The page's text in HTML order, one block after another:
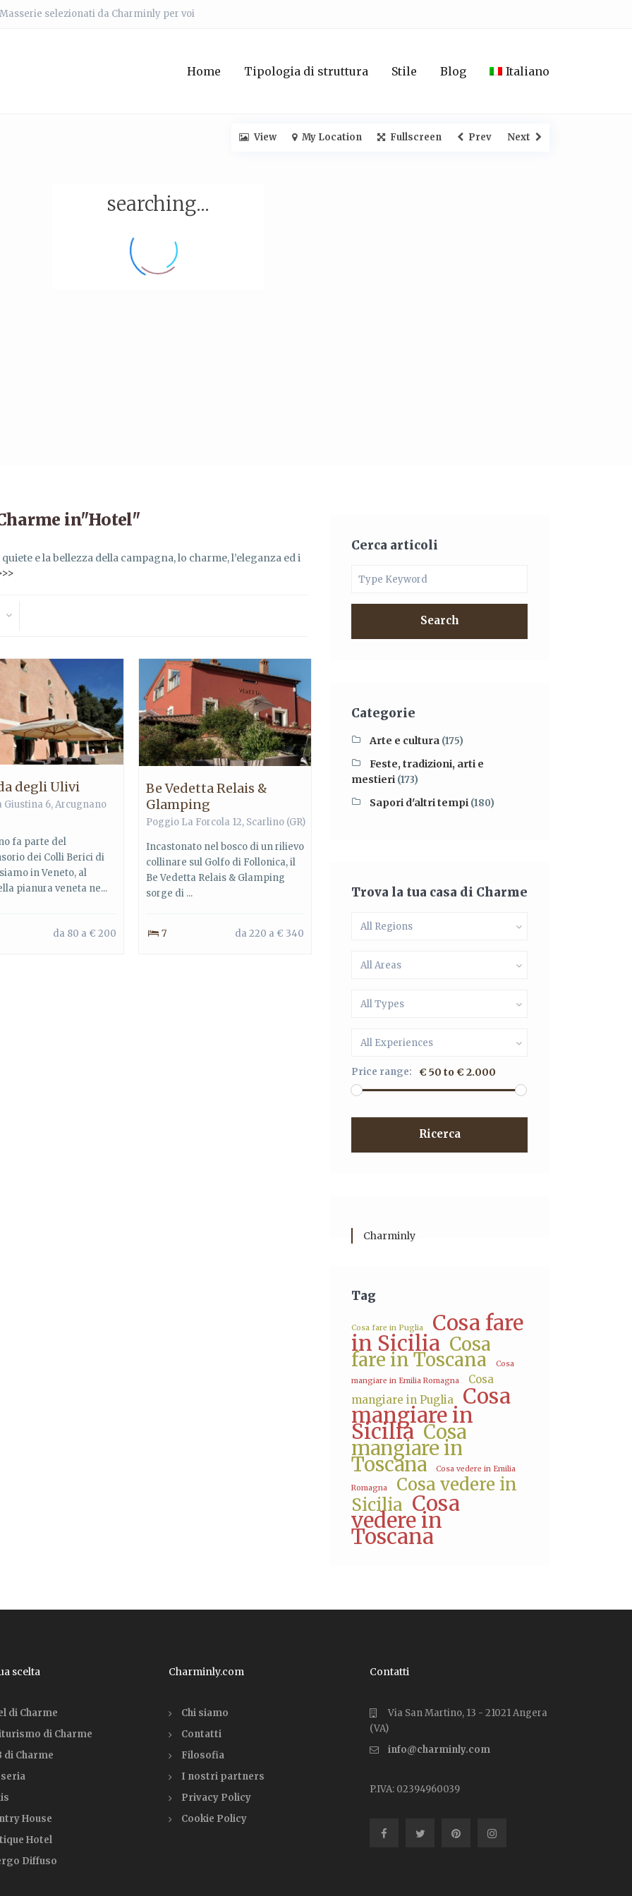
selezionati da Charminly per voi
Home Tipologia di struttura Stile Blog Italiano
searching...
View My Location Fullscreen Prev Next
in"Hotel"
e la bellezza della campagna, lo charme, l’eleganza ed i
degli Ulivi
Giustina 6, Arcugnano
fa parte del
dei Colli Berici di
in Veneto, al
pianura veneta ne...
da 80 a € 200
Be Vedetta Relais &
Glamping
Poggio La Forcola 12, Scarlino (GR)
Incastonato nel bosco di un rilievo
collinare sul Golfo di Follonica, il
Be Vedetta Relais & Glamping
sorge di ...
7 da 220 a € 340
Cerca articoli
Search
Categorie
Arte e cultura (175)
Feste, tradizioni, arti e
mestieri (173)
Sapori d'altri tempi (180)
Trova la tua casa di Charme
All Regions
All Areas
All Types
All Experiences
Price range: € 50 to € 2.000
Ricerca
Charminly
Tag
Cosa fare in Puglia Cosa fare
in Sicilia Cosa
fare in Toscana
Cosa
mangiare in Emilia Romagna
Cosa
mangiare in Puglia
Cosa
mangiare in
Sicilia Cosa
mangiare in
Toscana Cosa vedere in Emilia
Romagna
Cosa vedere in
Sicilia Cosa
vedere in
Toscana
scelta
di Charme
di Charme
di Charme
House
Hotel
Diffuso
Charminly.com
Chi siamo
Contatti
Filosofia
I nostri partners
Privacy Policy
Cookie Policy
Contatti
Via San Martino, 13 - 21021 Angera
(VA)
info@charminly.com
P.IVA: 02394960039